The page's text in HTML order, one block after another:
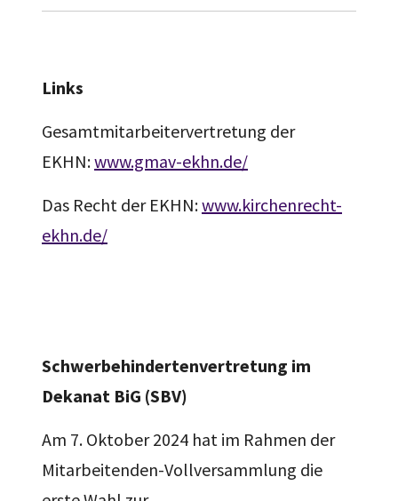
Links
Gesamtmitarbeitervertretung der
EKHN:www.gmav-ekhn.de/
Das Recht der EKHN:www.kirchenrecht-
ekhn.de/
Schwerbehindertenvertretung im
Dekanat BiG (SBV)
Am 7. Oktober 2024 hat im Rahmen der
Mitarbeitenden-Vollversammlung die